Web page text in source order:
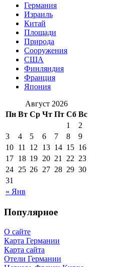
Германия
Израиль
Китай
Площади
Природа
Сооружения
США
Финляндия
Франция
Япония
Август 2026
Пн Вт Ср Чт Пт Сб Вс
« Янв
1
2
3
4 5 6 7 8
9
10 11 12 13 14 15 16
17 18 19 20 21 22 23
24 25 26 27 28 29 30
31
Популярное
О сайте
Карта Германии
Карта сайта
Отели Германии